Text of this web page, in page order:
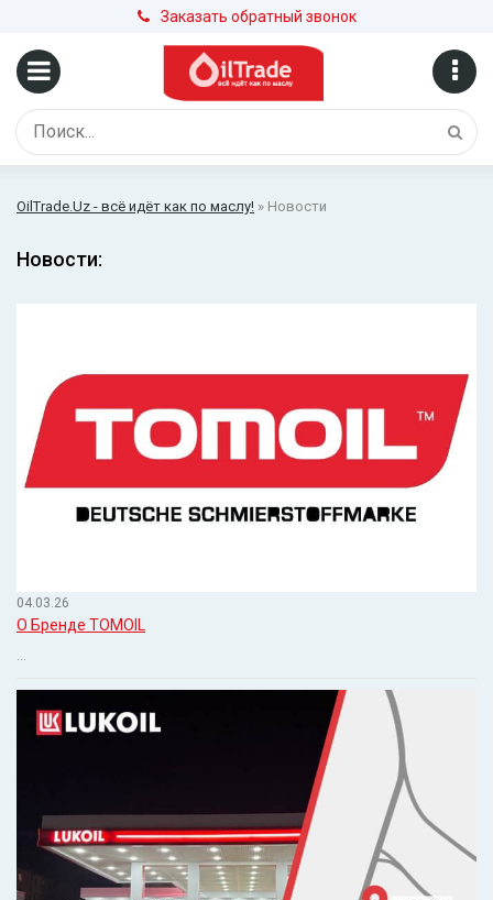
Заказать обратный звонок
OilTrade.Uz - всё идёт как по маслу! » Новости
Новости:
04.03.26
О Бренде TOMOIL